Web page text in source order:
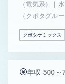
（電気系）｜
（クボタグル
クボタケミックス
年収 500～